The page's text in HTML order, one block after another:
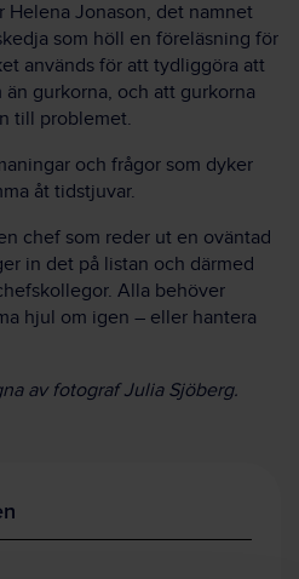
Helena Jonason, det namnet
som höll en föreläsning för
används för att tydliggöra att
gurkorna, och att gurkorna
till problemet.
och frågor som dyker
åt tidstjuvar.
chef som reder ut en oväntad
in det på listan och därmed
Alla behöver
hjul om igen – eller hantera
av fotograf Julia Sjöberg.